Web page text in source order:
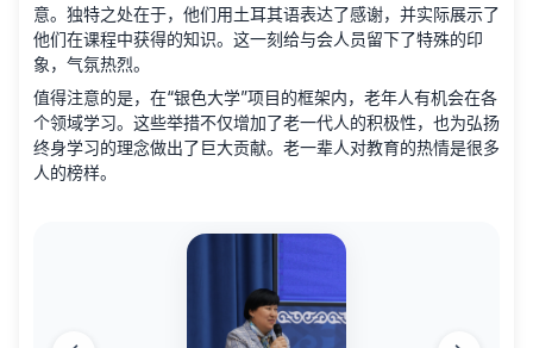
意。独特之处在于，他们用土耳其语表达了感谢，并实际展示了
他们在课程中获得的知识。这一刻给与会人员留下了特殊的印
象，气氛热烈。
值得注意的是，在“银色大学”项目的框架内，老年人有机会在各
个领域学习。这些举措不仅增加了老一代人的积极性，也为弘扬
终身学习的理念做出了巨大贡献。老一辈人对教育的热情是很多
人的榜样。